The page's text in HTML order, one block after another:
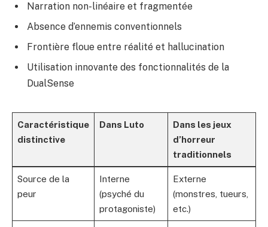
Narration non-linéaire et fragmentée
Absence d’ennemis conventionnels
Frontière floue entre réalité et hallucination
Utilisation innovante des fonctionnalités de la
DualSense
Caractéristique
distinctive
Dans Luto
Dans les jeux
d’horreur
traditionnels
Source de la
peur
Interne
(psyché du
protagoniste)
Externe
(monstres, tueurs,
etc.)